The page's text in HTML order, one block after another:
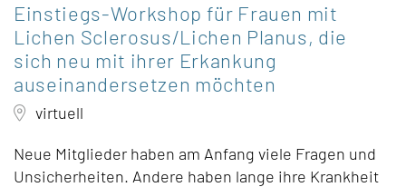
Einstiegs-Workshop für Frauen mit
Lichen Sclerosus/Lichen Planus, die
sich neu mit ihrer Erkankung
auseinandersetzen möchten
virtuell
Neue Mitglieder haben am Anfang viele Fragen und
Unsicherheiten. Andere haben lange ihre Krankheit